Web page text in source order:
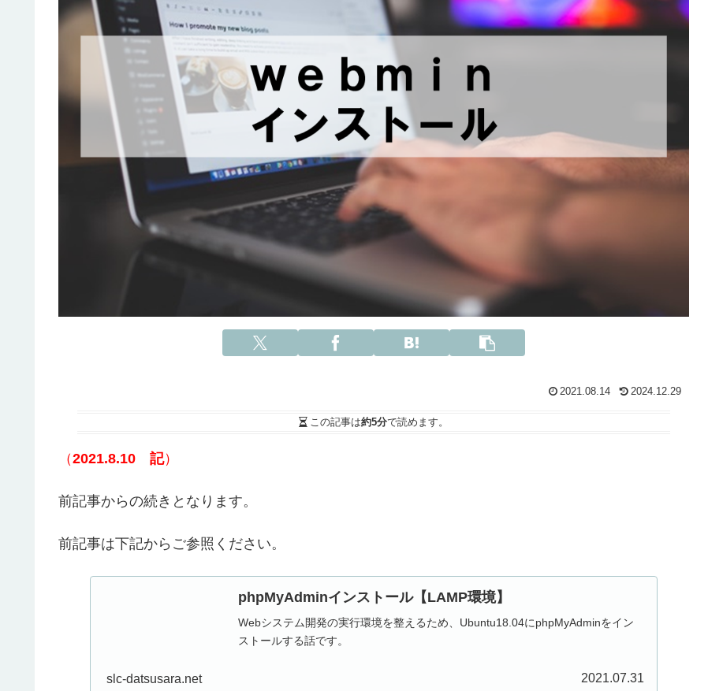
2021.08.14 2024.12.29
この記事は約5分で読めます。
（2021.8.10 記）
前記事からの続きとなります。
前記事は下記からご参照ください。
phpMyAdminインストール【LAMP環境】
Webシステム開発の実行環境を整えるため、Ubuntu18.04にphpMyAdminをイン
ストールする話です。
slc-datsusara.net 2021.07.31